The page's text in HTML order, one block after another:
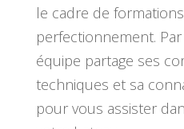
le cadre de
perfectionnement.
équipe partage ses
techniques et sa
pour vous assister